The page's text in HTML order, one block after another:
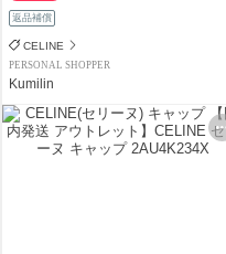
返品補償
CELINE
PERSONAL SHOPPER
Kumilin